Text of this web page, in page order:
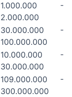
1.000.000 -
2.000.000
30.000.000 -
100.000.000
10.000.000 -
30.000.000
109.000.000 -
300.000.000